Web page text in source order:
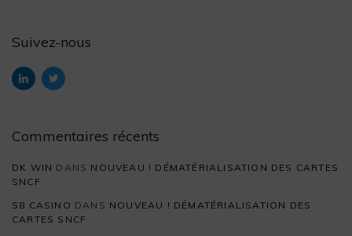
Suivez-nous
Commentaires récents
DK WIN DANS NOUVEAU ! DÉMATÉRIALISATION DES CARTES
SNCF
S8 CASINO DANS NOUVEAU ! DÉMATÉRIALISATION DES
CARTES SNCF